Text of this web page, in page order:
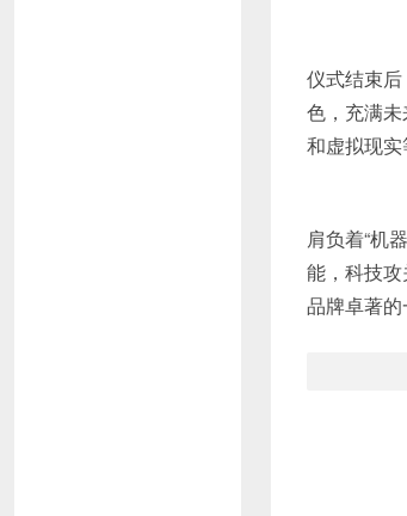
仪式结束
色，充满
和虚拟现实
肩负着“机
能，科技
品牌卓著的